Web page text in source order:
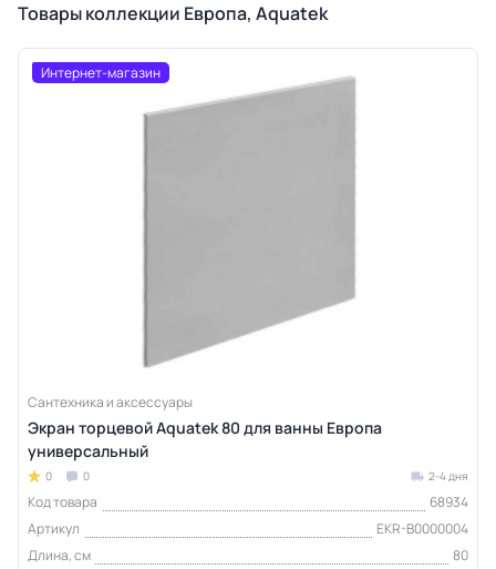
Товары коллекции Европа, Aquatek
Интернет-магазин
Сантехника и аксессуары
Экран торцевой Aquatek 80 для ванны Европа
универсальный
0 0 2-4 дня
Код товара
68934
Артикул
EKR-B0000004
Длина, см
80